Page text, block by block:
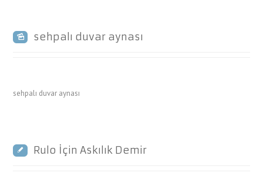
sehpalı duvar aynası
sehpalı duvar aynası
Rulo İçin Askılık Demir